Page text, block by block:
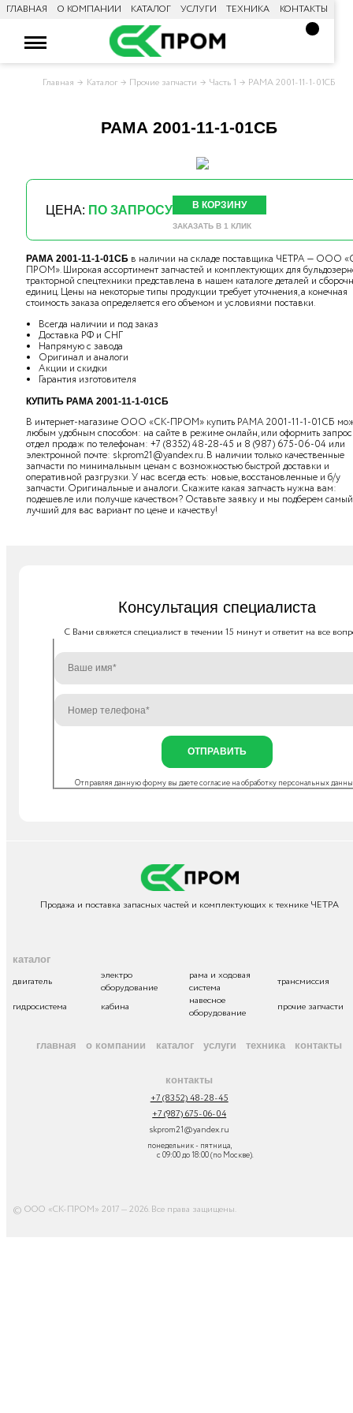
ГЛАВНАЯ О КОМПАНИИ КАТАЛОГ УСЛУГИ ТЕХНИКА КОНТАКТЫ
Главная Каталог Прочие запчасти Часть 1 РАМА 2001-11-1-01СБ
РАМА 2001-11-1-01СБ
ЦЕНА: ПО ЗАПРОСУ В КОРЗИНУ
ЗАКАЗАТЬ В 1 КЛИК
РАМА 2001-11-1-01СБв наличии на складе поставщика ЧЕТРА — ООО
ПРОМ». Широкая ассортимент запчастей и комплектующих для
тракторной спецтехники представлена в нашем каталоге деталей и
единиц. Цены на некоторые типы продукции требует уточнения, а конечная
стоимость заказа определяется его объемом и условиями поставки.
Всегда наличии и под заказ
Доставка РФ и СНГ
Напрямую с завода
Оригинал и аналоги
Акции и скидки
Гарантия изготовителя
КУПИТЬ РАМА 2001-11-1-01СБ
В интернет-магазине ООО «СК-ПРОМ» купить РАМА 2001-11-1-01СБ
любым удобным способом: на сайте в режиме онлайн, или оформить
отдел продаж по телефонам: +7 (8352) 48-28-45 и 8 (987) 675-06-04 или
электронной почте: skprom21@yandex.ru. В наличии только качественные
запчасти по минимальным ценам с возможностью быстрой доставки и
оперативной разгрузки. У нас всегда есть: новые, восстановленные и б/у
запчасти. Оригинальные и аналоги. Скажите какая запчасть нужна вам:
подешевле или получше качеством? Оставьте заявку и мы подберем самый
лучший для вас вариант по цене и качеству!
Консультация специалиста
C Вами свяжется специалист в течении 15 минут и ответит на все
ОТПРАВИТЬ
Отправляя данную форму вы даете согласие наобработку персональных
Продажа и поставка запасных частей и комплектующих к технике ЧЕТРА
каталог
двигатель
электро
оборудование
рама и ходовая
система
трансмиссия
гидросистема
кабина
навесное
оборудование
прочие запчасти
главная о компании каталог услуги техника контакты
контакты
+7 (8352) 48-28-45
+7 (987) 675-06-04
skprom21@yandex.ru
понедельник - пятница,
с 09:00 до 18:00 (по Москве).
© ООО «СК-ПРОМ» 2017 — 2026. Все права защищены